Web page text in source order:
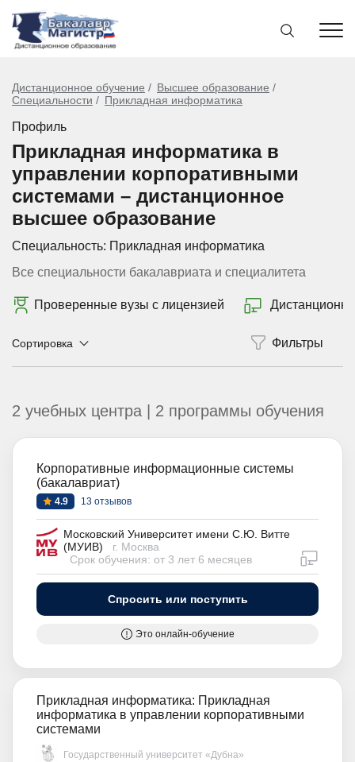
Дистанционное обучение
Высшее образование
Специальности
Прикладная информатика
Профиль
Прикладная информатика в
управлении корпоративными
системами – дистанционное
высшее образование
Специальность: Прикладная информатика
Все специальности бакалавриата и специалитета
Проверенные вузы с лицензией Дистанционно
Сортировка
2 учебных центра | 2 программы обучения
Корпоративные информационные системы
(бакалавриат)
4.9 13 отзывов
Московский Университет имени С.Ю. Витте
(МУИВ)
г. Москва
Срок обучения: от 3 лет 6 месяцев
Спросить или поступить
Это онлайн-обучение
Прикладная информатика: Прикладная
информатика в управлении корпоративными
системами
Государственный университет «Дубна»